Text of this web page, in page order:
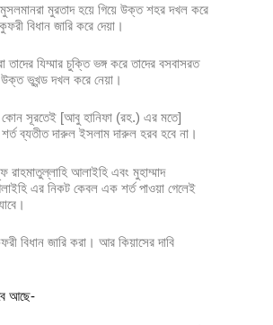
মুরতাদ হয়ে গিয়ে উক্ত শহর দখল করে
বিধান জারি করে দেয়া।
তাদের যিম্মার চুক্তি ভঙ্গ করে তাদের বসবাসরত
ভূখন্ড দখল করে নেয়া।
সূরতেই [আবু হানিফা (রহ.) এর মতে]
ব্যতীত দারুল ইসলাম দারুল হরব হবে না।
আলাইহি এবং মুহাম্মাদ
এর নিকট কেবল এক শর্ত পাওয়া গেলেই
বিধান জারি করা। আর কিয়াসের দাবি
আছে-